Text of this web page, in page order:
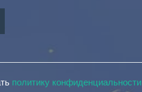
политику конфиденциальности